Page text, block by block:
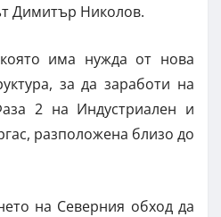
Димитър Николов.
има нужда от нова
за да заработи на
2 на Индустриален и
разположена близо до
на Северния обход да